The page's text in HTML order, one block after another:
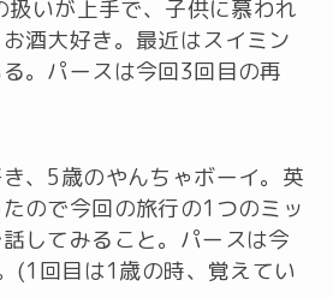
扱いが上手で、子供に慕われ
酒大好き。最近はスイミン
。パースは今回3回目の再
、5歳のやんちゃボーイ。英
ので今回の旅行の1つのミッ
してみること。パースは今
(1回目は1歳の時、覚えてい